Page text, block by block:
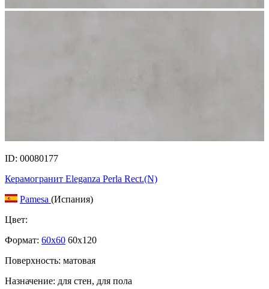
ID: 00080177
Керамогранит Eleganza Perla Rect.(N)
Pamesa (Испания)
Цвет:
Формат: 60x60 60x120
Поверхность: матовая
Назначение: для стен, для пола